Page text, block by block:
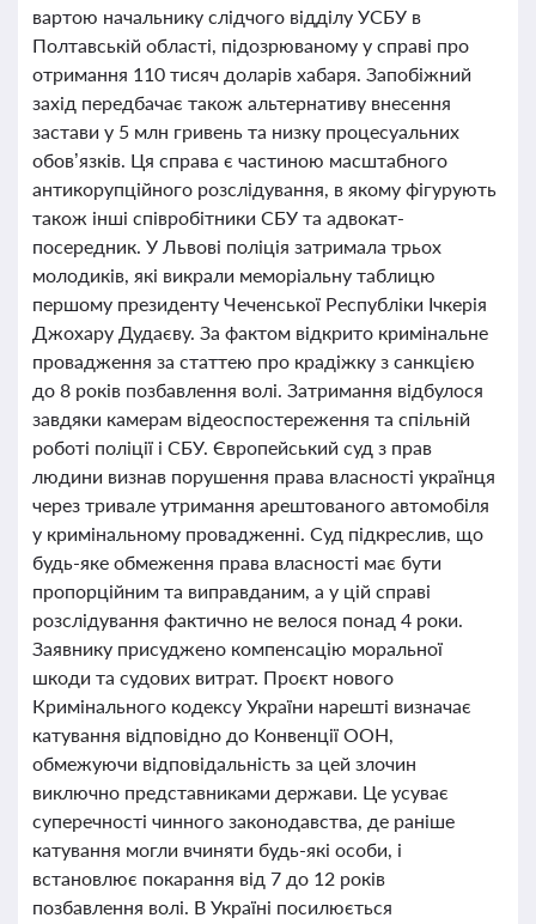
вартою начальнику слідчого відділу УСБУ в
Полтавській області, підозрюваному у справі про
отримання 110 тисяч доларів хабаря. Запобіжний
захід передбачає також альтернативу внесення
застави у 5 млн гривень та низку процесуальних
обов’язків. Ця справа є частиною масштабного
антикорупційного розслідування, в якому фігурують
також інші співробітники СБУ та адвокат-
посередник. У Львові поліція затримала трьох
молодиків, які викрали меморіальну таблицю
першому президенту Чеченської Республіки Ічкерія
Джохару Дудаєву. За фактом відкрито кримінальне
провадження за статтею про крадіжку з санкцією
до 8 років позбавлення волі. Затримання відбулося
завдяки камерам відеоспостереження та спільній
роботі поліції і СБУ. Європейський суд з прав
людини визнав порушення права власності українця
через тривале утримання арештованого автомобіля
у кримінальному провадженні. Суд підкреслив, що
будь-яке обмеження права власності має бути
пропорційним та виправданим, а у цій справі
розслідування фактично не велося понад 4 роки.
Заявнику присуджено компенсацію моральної
шкоди та судових витрат. Проєкт нового
Кримінального кодексу України нарешті визначає
катування відповідно до Конвенції ООН,
обмежуючи відповідальність за цей злочин
виключно представниками держави. Це усуває
суперечності чинного законодавства, де раніше
катування могли вчиняти будь-які особи, і
встановлює покарання від 7 до 12 років
позбавлення волі. В Україні посилюється